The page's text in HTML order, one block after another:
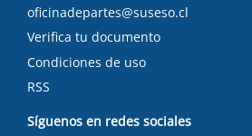
oficinadepartes@suseso.cl
Verifica tu documento
Condiciones de uso
RSS
Síguenos en redes sociales